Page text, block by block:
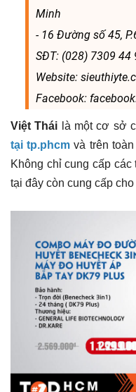
Minh
​​​​​​​- 16 Đường số 45,
SĐT: (028) 7309
Website:
Facebook:
Việt Thái là một cơ sở
tại tp.phcm và trên
Không chỉ cung cấp
tại đây còn cung cấp